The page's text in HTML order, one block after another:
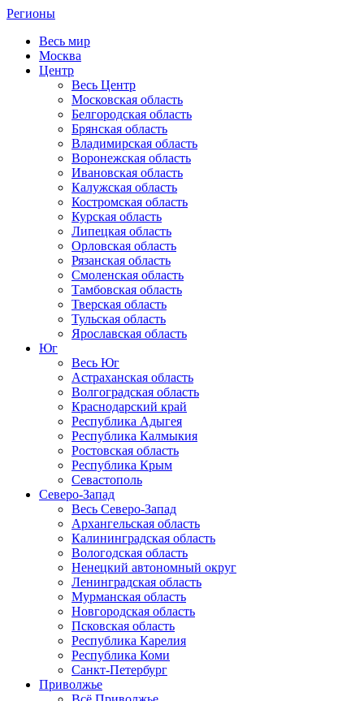
Регионы
Весь мир
Москва
Центр
Весь Центр
Московская область
Белгородская область
Брянская область
Владимирская область
Воронежская область
Ивановская область
Калужская область
Костромская область
Курская область
Липецкая область
Орловская область
Рязанская область
Смоленская область
Тамбовская область
Тверская область
Тульская область
Ярославская область
Юг
Весь Юг
Астраханская область
Волгоградская область
Краснодарский край
Республика Адыгея
Республика Калмыкия
Ростовская область
Республика Крым
Севастополь
Северо-Запад
Весь Северо-Запад
Архангельская область
Калининградская область
Вологодская область
Ненецкий автономный округ
Ленинградская область
Мурманская область
Новгородская область
Псковская область
Республика Карелия
Республика Коми
Санкт-Петербург
Приволжье